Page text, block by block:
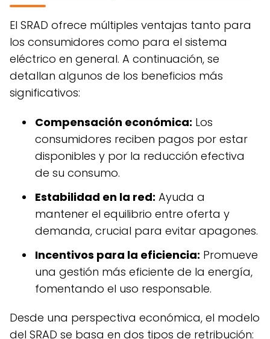
El SRAD ofrece múltiples ventajas tanto para
los consumidores como para el sistema
eléctrico en general. A continuación, se
detallan algunos de los beneficios más
significativos:
Compensación económica: Los
consumidores reciben pagos por estar
disponibles y por la reducción efectiva
de su consumo.
Estabilidad en la red: Ayuda a
mantener el equilibrio entre oferta y
demanda, crucial para evitar apagones.
Incentivos para la eficiencia: Promueve
una gestión más eficiente de la energía,
fomentando el uso responsable.
Desde una perspectiva económica, el modelo
del SRAD se basa en dos tipos de retribución: